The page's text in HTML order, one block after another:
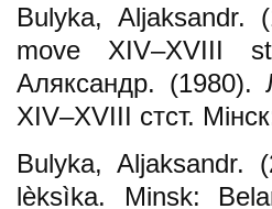
Bulyka, Aljaksandr.
move XIV–XVIII
Аляксандр. (1980).
XIV–XVIII стст.
Bulyka, Aljaksandr.
lèksìka. Minsk: